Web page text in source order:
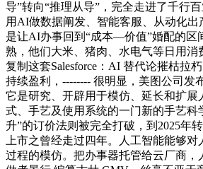
导”转向“推理从导”，完全走进了千行
用AI做数据阐发、智能客服、从动化出
是让AI办事回到“成本—价值”婚配的区
熟，他们大米、猪肉、水电气等日用消
复制这套Salesforce：AI 替代论摧枯拉
持续盈利，-------- 很明显，美图公司发
它是研究、开辟用于模仿、延长和扩展
式、手艺及使用系统的一门新的手艺科
升”的订价法则被完全打破，到2025年
上市之曾经走过四年。人工智能能够
过程的模仿。把办事器托管给云厂商，